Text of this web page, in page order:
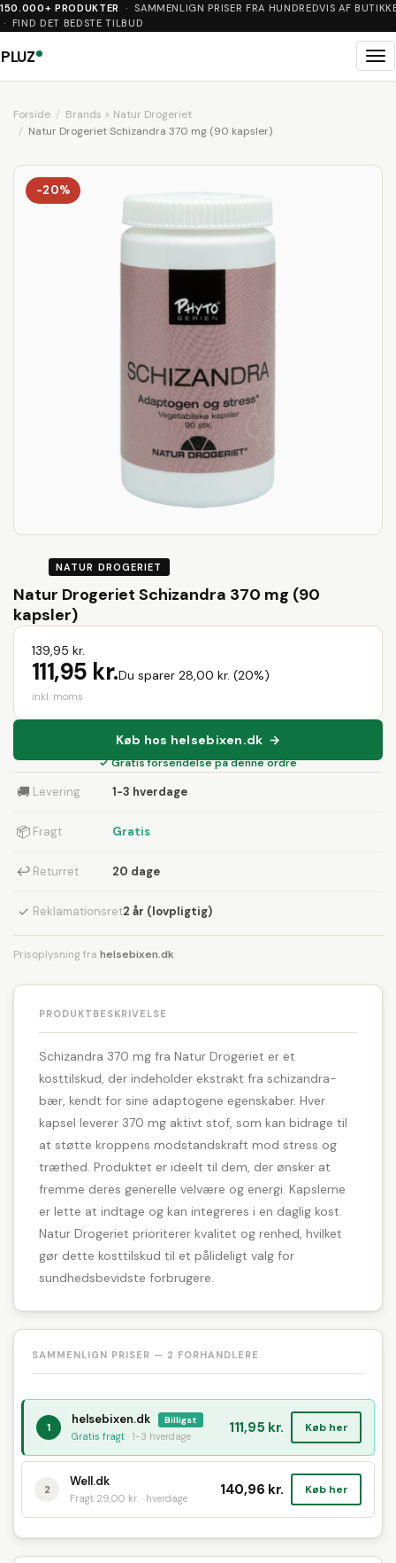
150.000+ PRODUKTER
· SAMMENLIGN PRISER FRA HUNDREDVIS AF
· FIND DET BEDSTE TILBUD
PLUZ
Forside
Brands > Natur Drogeriet
Natur Drogeriet Schizandra 370 mg (90 kapsler)
-20%
NATUR DROGERIET
Natur Drogeriet Schizandra 370 mg (90
kapsler)
139,95 kr.
111,95 kr.Du sparer 28,00 kr. (20%)
inkl. moms
Køb hos helsebixen.dk →
✓ Gratis forsendelse på denne ordre
🚚 Levering 1-3 hverdage
📦 Fragt Gratis
↩ Returret 20 dage
✓ Reklamationsret2 år (lovpligtig)
Prisoplysning fra helsebixen.dk
PRODUKTBESKRIVELSE
Schizandra 370 mg fra Natur Drogeriet er et
kosttilskud, der indeholder ekstrakt fra schizandra-
bær, kendt for sine adaptogene egenskaber. Hver
kapsel leverer 370 mg aktivt stof, som kan bidrage til
at støtte kroppens modstandskraft mod stress og
træthed. Produktet er ideelt til dem, der ønsker at
fremme deres generelle velvære og energi. Kapslerne
er lette at indtage og kan integreres i en daglig kost.
Natur Drogeriet prioriterer kvalitet og renhed, hvilket
gør dette kosttilskud til et pålideligt valg for
sundhedsbevidste forbrugere.
SAMMENLIGN PRISER — 2 FORHANDLERE
1
helsebixen.dk Billigst
Gratis fragt · 1-3 hverdage 111,95 kr. Køb her
2
Well.dk
Fragt 29,00 kr. · hverdage 140,96 kr. Køb her